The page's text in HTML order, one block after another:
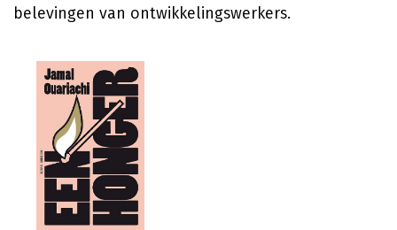
belevingen van ontwikkelingswerkers.